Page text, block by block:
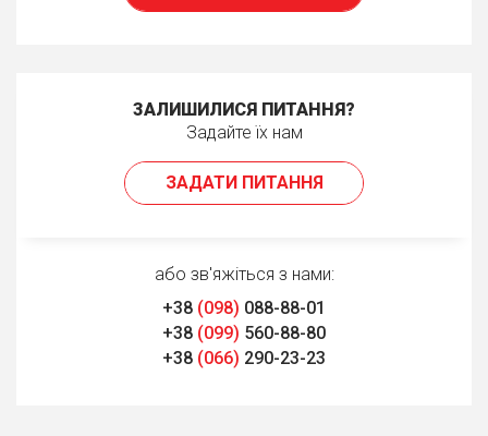
ЗАЛИШИЛИСЯ ПИТАННЯ?
Задайте їх нам
ЗАДАТИ ПИТАННЯ
або зв'яжіться з нами:
+38 (098) 088-88-01
+38 (099) 560-88-80
+38 (066) 290-23-23